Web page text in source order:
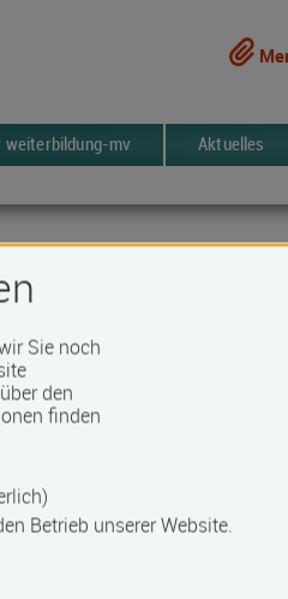
weiterbildung-mv Aktuelles
Vorpommern
Sie noch
den
finden
Betrieb unserer Website.